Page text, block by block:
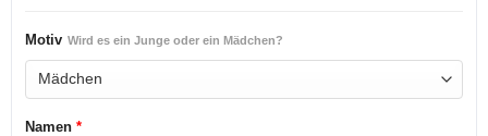
Motiv Wird es ein Junge oder ein Mädchen?
Namen*